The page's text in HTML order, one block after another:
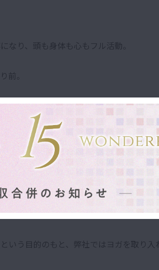
なり、頭も身体も心もフル活動。
前。
つかないうちに疲れが溜まっていたり息
ルにして心を休ませる事も必要です♡
いう目的のもと、弊社ではヨガを取り入